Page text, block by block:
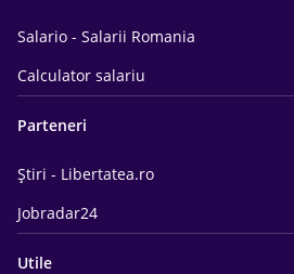
Salario - Salarii Romania
Calculator salariu
Parteneri
Știri - Libertatea.ro
Jobradar24
Utile